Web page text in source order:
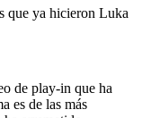
que ya hicieron Luka
de play-in que ha
es de las más